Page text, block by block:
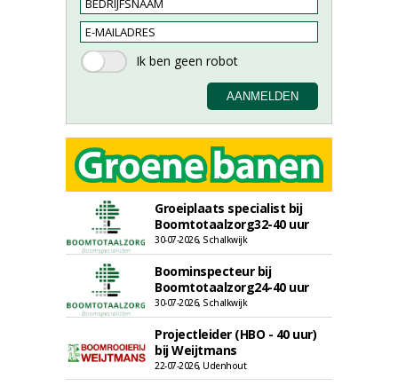
Groeiplaats specialist bij
Boomtotaalzorg32-40 uur
30-07-2026, Schalkwijk
Boominspecteur bij
Boomtotaalzorg24-40 uur
30-07-2026, Schalkwijk
Projectleider (HBO - 40 uur)
bij Weijtmans
22-07-2026, Udenhout